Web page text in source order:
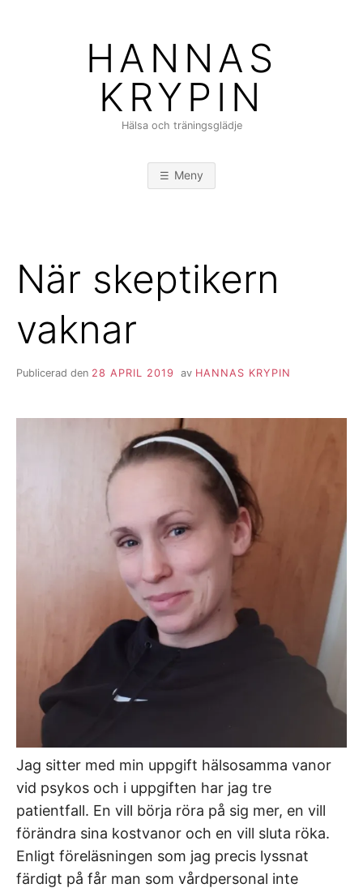
HANNAS
KRYPIN
Hälsa och träningsglädje
Meny
När skeptikern
vaknar
Publicerad den 28 APRIL 2019 av HANNAS KRYPIN
Jag sitter med min uppgift hälsosamma vanor
vid psykos och i uppgiften har jag tre
patientfall. En vill börja röra på sig mer, en vill
förändra sina kostvanor och en vill sluta röka.
Enligt föreläsningen som jag precis lyssnat
färdigt på får man som vårdpersonal inte